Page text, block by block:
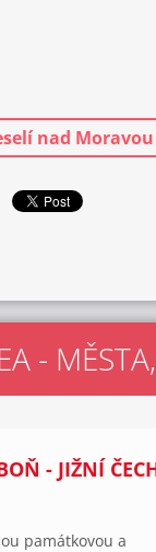
nad Moravou
-
- JIŽNÍ
památkovou a